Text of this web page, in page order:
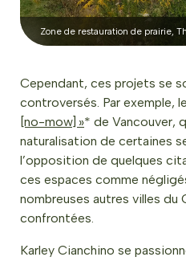
Zone de restauration de prairie,
Cependant, ces projets se
controversés. Par exemple, le
[no-mow] »* de Vancouver,
naturalisation de certaines
l’opposition de quelques
ces espaces comme
nombreuses autres villes du
confrontées.
Karley Cianchino se